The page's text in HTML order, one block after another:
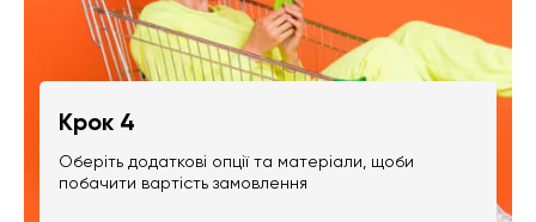
Крок 4
Оберіть додаткові опції та матеріали, щоби
побачити вартість замовлення